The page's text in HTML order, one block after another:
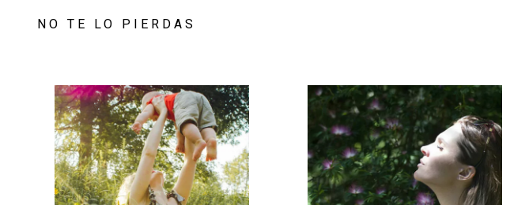
NO TE LO PIERDAS